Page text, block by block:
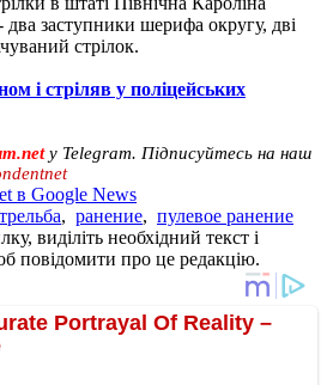
два заступники шерифа округу, дві
стрілок.
і стріляв у поліцейських
у Telegram. Підписуйтесь на наш
в Google News
, ранение, пулевое ранение
виділіть необхідний текст і
повідомити про це редакцію.